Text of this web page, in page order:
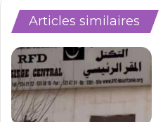
Articles similaires